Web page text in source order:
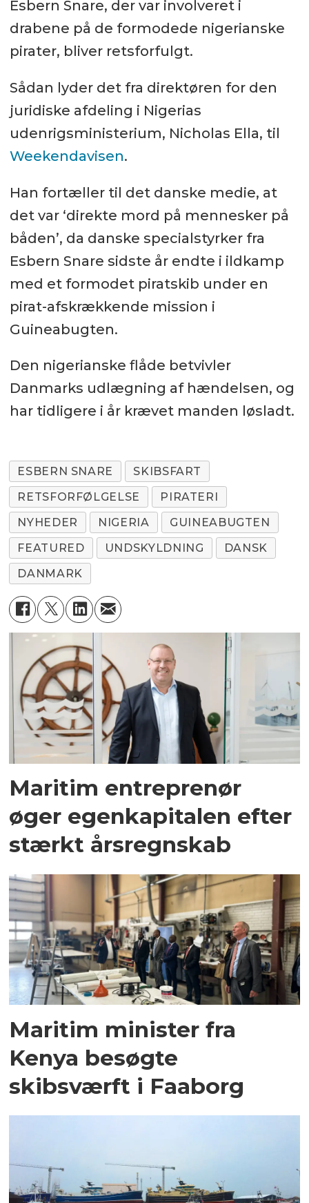
Esbern Snare, der var involveret i
drabene på de formodede nigerianske
pirater, bliver retsforfulgt.
Sådan lyder det fra direktøren for den
juridiske afdeling i Nigerias
udenrigsministerium, Nicholas Ella, til
Weekendavisen.
Han fortæller til det danske medie, at
det var ‘direkte mord på mennesker på
båden’, da danske specialstyrker fra
Esbern Snare sidste år endte i ildkamp
med et formodet piratskib under en
pirat-afskrækkende mission i
Guineabugten.
Den nigerianske flåde betvivler
Danmarks udlægning af hændelsen, og
har tidligere i år krævet manden løsladt.
ESBERN SNARE
SKIBSFART
RETSFORFØLGELSE
PIRATERI
NYHEDER
NIGERIA
GUINEABUGTEN
FEATURED
UNDSKYLDNING
DANSK
DANMARK
Maritim entreprenør
øger egenkapitalen efter
stærkt årsregnskab
Maritim minister fra
Kenya besøgte
skibsværft i Faaborg